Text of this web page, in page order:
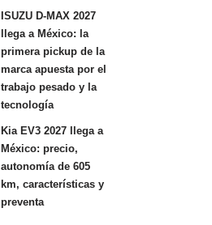
ISUZU D-MAX 2027
llega a México: la
primera pickup de la
marca apuesta por el
trabajo pesado y la
tecnología
Kia EV3 2027 llega a
México: precio,
autonomía de 605
km, características y
preventa